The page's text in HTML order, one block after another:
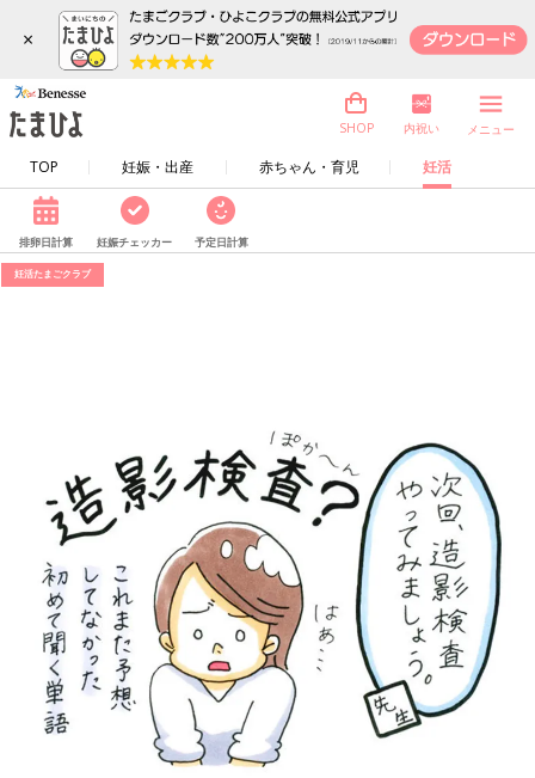
×
TOP 妊娠・出産 赤ちゃん・育児 妊活
SHOP 内祝い メニュー
排卵日計算 妊娠チェッカー 予定日計算
妊活たまごクラブ